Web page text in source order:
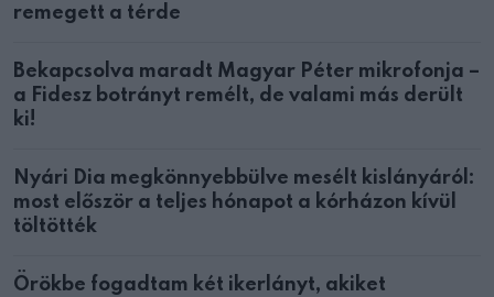
remegett a térde
Bekapcsolva maradt Magyar Péter mikrofonja –
a Fidesz botrányt remélt, de valami más derült
ki!
Nyári Dia megkönnyebbülve mesélt kislányáról:
most először a teljes hónapot a kórházon kívül
töltötték
Örökbe fogadtam két ikerlányt, akiket